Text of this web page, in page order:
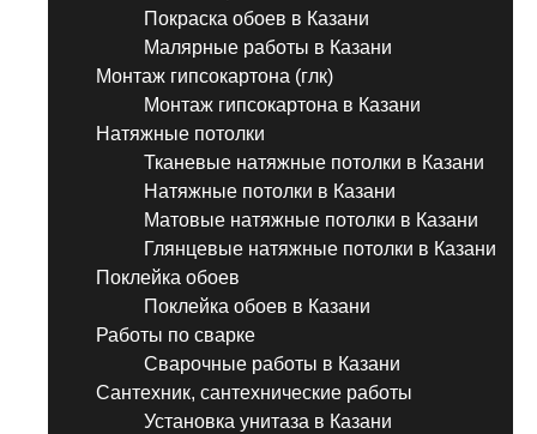
Покраска обоев в Казани
Малярные работы в Казани
Монтаж гипсокартона (глк)
Монтаж гипсокартона в Казани
Натяжные потолки
Тканевые натяжные потолки в Казани
Натяжные потолки в Казани
Матовые натяжные потолки в Казани
Глянцевые натяжные потолки в Казани
Поклейка обоев
Поклейка обоев в Казани
Работы по сварке
Сварочные работы в Казани
Сантехник, сантехнические работы
Установка унитаза в Казани